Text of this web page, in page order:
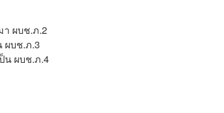
า ผบช.ภ.2
ผบช.ภ.3
น ผบช.ภ.4